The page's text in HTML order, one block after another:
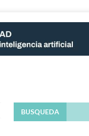
BUSQUEDA